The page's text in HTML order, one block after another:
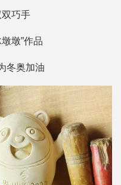
巧手
墩”作品
冬奥加油